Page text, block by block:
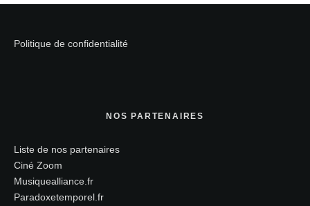
Politique de confidentialité
NOS PARTENAIRES
Liste de nos partenaires
Ciné Zoom
Musiquealliance.fr
Paradoxetemporel.fr